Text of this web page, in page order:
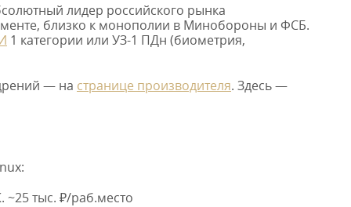
лидер российского рынка
близко к монополии в Минобороны и ФСБ.
1 категории или УЗ-1 ПДн (биометрия,
— на странице производителя. Здесь —
тыс. ₽/раб.место